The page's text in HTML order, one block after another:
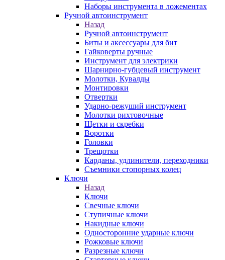
Наборы инструмента в ложементах
Ручной автоинструмент
Назад
Ручной автоинструмент
Биты и аксессуары для бит
Гайковерты ручные
Инструмент для электрики
Шарнирно-губцевый инструмент
Молотки, Кувалды
Монтировки
Отвертки
Ударно-режуший инструмент
Молотки рихтовочные
Щетки и скребки
Воротки
Головки
Трещотки
Карданы, удлинители, переходники
Съемники стопорных колец
Ключи
Назад
Ключи
Свечные ключи
Ступичные ключи
Накидные ключи
Односторонние ударные ключи
Рожковые ключи
Разрезные ключи